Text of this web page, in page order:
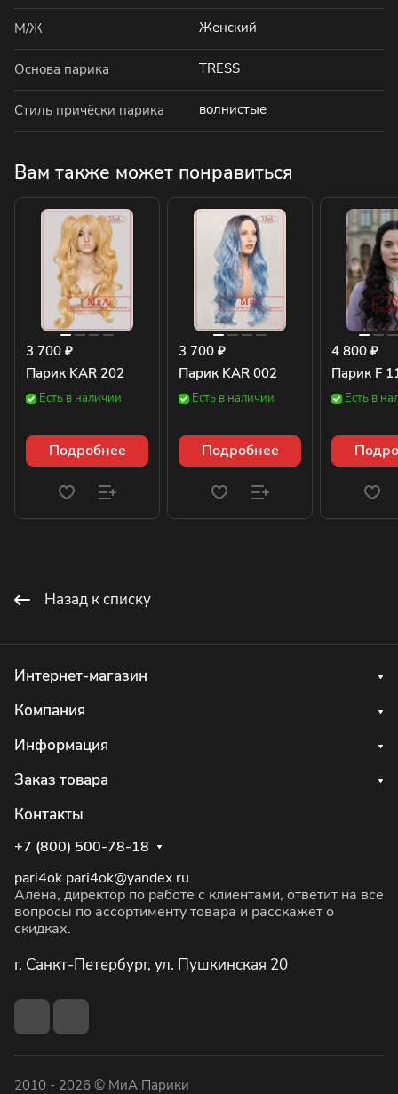
М/Ж Женский
Основа парика TRESS
Стиль причёски парика волнистые
Вам также может понравиться
3 700 ₽
Парик KAR 202
Есть в наличии
Подробнее
3 700 ₽
Парик KAR 002
Есть в наличии
Подробнее
4 800 ₽
Парик F
Есть в
Назад к списку
Интернет-магазин
Компания
Информация
Заказ товара
Контакты
+7 (800) 500-78-18
pari4ok.pari4ok@yandex.ru
Алёна, директор по работе с клиентами, ответит на все
вопросы по ассортименту товара и расскажет о
скидках.
г. Санкт-Петербург, ул. Пушкинская 20
2010 - 2026 © МиА Парики